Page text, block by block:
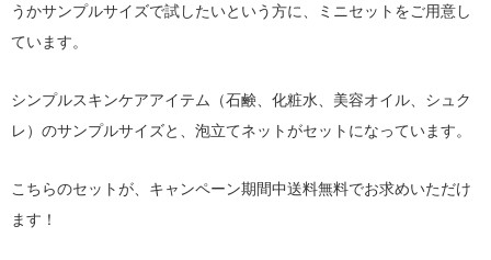
うかサンプルサイズで試したいという方に、ミニセットをご用意し
ています。
シンプルスキンケアアイテム（石鹸、化粧水、美容オイル、シュク
レ）のサンプルサイズと、泡立てネットがセットになっています。
こちらのセットが、キャンペーン期間中送料無料でお求めいただけ
ます！